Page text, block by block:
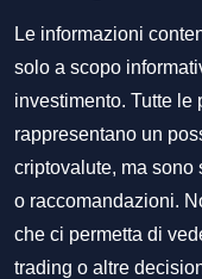
Le informazioni
solo a scopo
investimento. Tutte le
rappresentano un
criptovalute, ma sono
o raccomandazioni.
che ci permetta di
trading o altre